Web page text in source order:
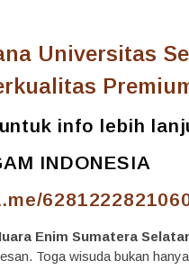
Universitas
info lebih
INDONESIA
Enim Sumatera
Toga wisuda bukan